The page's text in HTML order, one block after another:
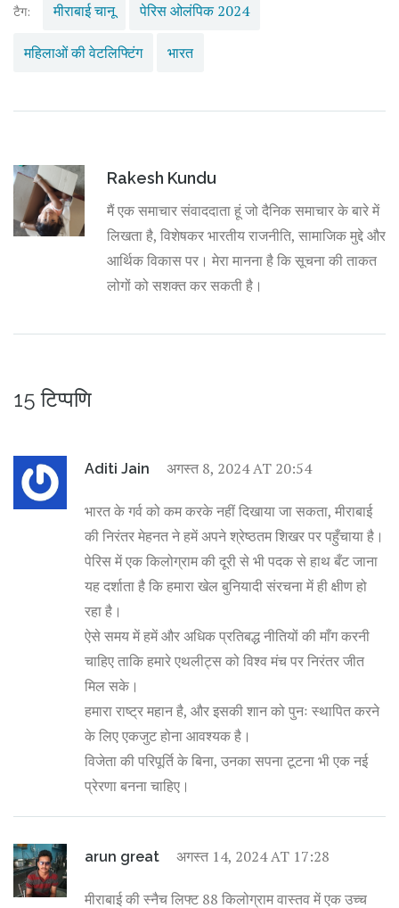
टैग: मीराबाई चानू पेरिस ओलंपिक 2024
महिलाओं की वेटलिफ्टिंग भारत
Rakesh Kundu
मैं एक समाचार संवाददाता हूं जो दैनिक समाचार के बारे में
लिखता है, विशेषकर भारतीय राजनीति, सामाजिक मुद्दे और
आर्थिक विकास पर। मेरा मानना है कि सूचना की ताकत
लोगों को सशक्त कर सकती है।
15 टिप्पणि
Aditi Jain अगस्त 8, 2024 AT 20:54
भारत के गर्व को कम करके नहीं दिखाया जा सकता, मीराबाई
की निरंतर मेहनत ने हमें अपने श्रेष्ठतम शिखर पर पहुँचाया है।
पेरिस में एक किलोग्राम की दूरी से भी पदक से हाथ बँट जाना
यह दर्शाता है कि हमारा खेल बुनियादी संरचना में ही क्षीण हो
रहा है।
ऐसे समय में हमें और अधिक प्रतिबद्ध नीतियों की माँग करनी
चाहिए ताकि हमारे एथलीट्स को विश्व मंच पर निरंतर जीत
मिल सके।
हमारा राष्ट्र महान है, और इसकी शान को पुनः स्थापित करने
के लिए एकजुट होना आवश्यक है।
विजेता की परिपूर्ति के बिना, उनका सपना टूटना भी एक नई
प्रेरणा बनना चाहिए।
arun great अगस्त 14, 2024 AT 17:28
मीराबाई की स्नैच लिफ्ट 88 किलोग्राम वास्तव में एक उच्च